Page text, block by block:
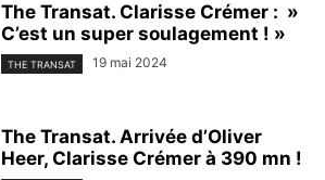
The Transat. Clarisse Crémer : »
C’est un super soulagement ! »
THE TRANSAT 19 mai 2024
The Transat. Arrivée d’Oliver
Heer, Clarisse Crémer à 390 mn !